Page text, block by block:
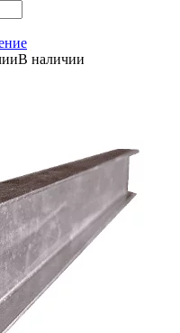
В наличии